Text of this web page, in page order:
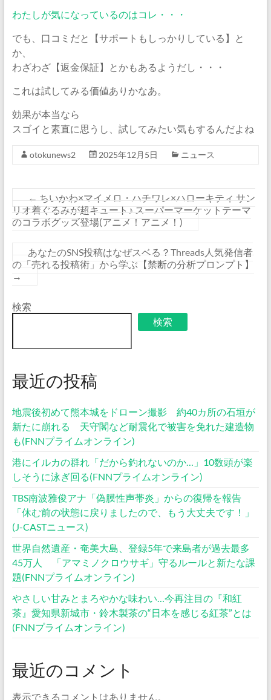
わたしが気になっているのはコレ・・・
でも、口コミだと【サポートもしっかりしている】と
か、
わざわざ【返金保証】とかもあるようだし・・・
これは試してみる価値ありかなあ。
効果が本当なら
スゴイと素直に思うし、試してみたい気もするんだよね
otokunews2 2025年12月5日 ニュース
← ちいかわ×マイメロ・ハチワレ×ハローキティ サン
リオ着ぐるみが超キュート♪ スーパーマーケットテーマ
のコラボグッズ登場(アニメ！アニメ！)
あなたのSNS投稿はなぜスベる？Threads人気発信者
の「売れる投稿術」から学ぶ【禁断の分析プロンプト】
→
検索
検索
最近の投稿
地震後初めて熊本城をドローン撮影 約40カ所の石垣が
新たに崩れる 天守閣など耐震化で被害を免れた建造物
も(FNNプライムオンライン)
港にイルカの群れ「だから釣れないのか…」10数頭が楽
しそうに泳ぎ回る(FNNプライムオンライン)
TBS南波雅俊アナ「偽膜性声帯炎」からの復帰を報告
「休む前の状態に戻りましたので、もう大丈夫です！」
(J-CASTニュース)
世界自然遺産・奄美大島、登録5年で来島者が過去最多
45万人 「アマミノクロウサギ」守るルールと新たな課
題(FNNプライムオンライン)
やさしい甘みとまろやかな味わい…今再注目の『和紅
茶』愛知県新城市・鈴木製茶の“日本を感じる紅茶”とは
(FNNプライムオンライン)
最近のコメント
表示できるコメントはありません。